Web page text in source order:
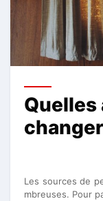
Quelles
Les sources de
mbreuses. Pour